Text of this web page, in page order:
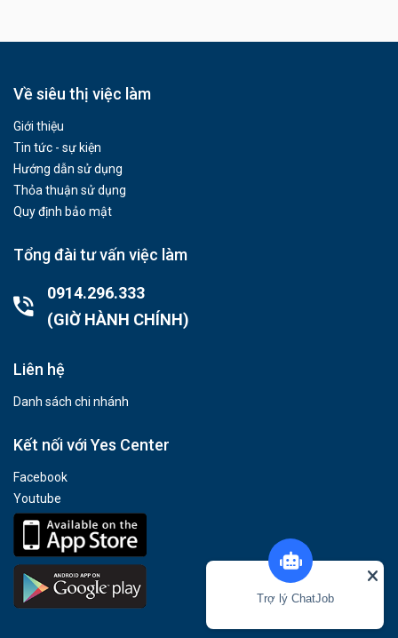
Về siêu thị việc làm
Giới thiệu
Tin tức - sự kiện
Hướng dẫn sử dụng
Thỏa thuận sử dụng
Quy định bảo mật
Tổng đài tư vấn việc làm
0914.296.333
(GIỜ HÀNH CHÍNH)
Liên hệ
Danh sách chi nhánh
Kết nối với Yes Center
Facebook
Youtube
Trợ lý ChatJob